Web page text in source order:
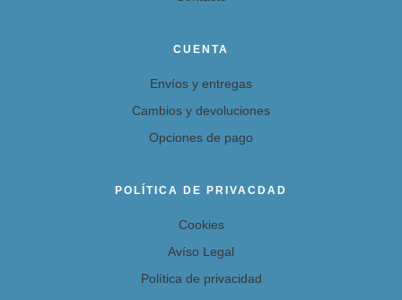
CUENTA
Envíos y entregas
Cambios y devoluciones
Opciones de pago
POLÍTICA DE PRIVACDAD
Cookies
Avíso Legal
Política de privacidad